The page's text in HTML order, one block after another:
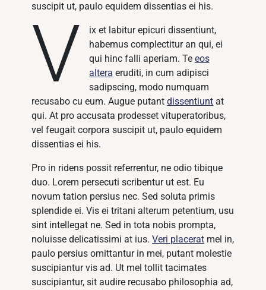
suscipit ut, paulo equidem dissentias ei his.
V
ix et labitur epicuri dissentiunt,
habemus complectitur an qui, ei
qui hinc falli aperiam. Te eos
altera eruditi, in cum adipisci
sadipscing, modo numquam
recusabo cu eum. Augue putantdissentiunt at
qui. At pro accusata prodesset vituperatoribus,
vel feugait corpora suscipit ut, paulo equidem
dissentias ei his.
Pro in ridens possit referrentur, ne odio tibique
duo. Lorem persecuti scribentur ut est. Eu
novum tation persius nec. Sed soluta primis
splendide ei. Vis ei tritani alterum petentium, usu
sint intellegat ne. Sed in tota nobis prompta,
noluisse delicatissimi at ius.Veri placerat mel in,
paulo persius omittantur in mei, putant molestie
suscipiantur vis ad. Ut mel tollit tacimates
suscipiantur, sit audire recusabo philosophia ad,